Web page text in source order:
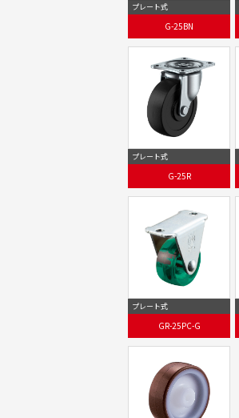
プレート式
G-25BN
プレート式
G-25R
プレート式
GR-25PC-G